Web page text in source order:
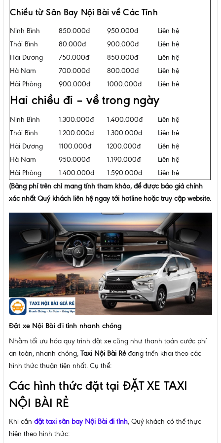
Chiều từ Sân Bay Nội Bài về Các Tỉnh
Ninh Bình 850.000đ 950.000đ
Liên hệ
Thái Bình
80.000đ 900.000đ
Liên hệ
Hải Dương
750.000đ 850.000đ
Liên hệ
Hà Nam
700.000đ 800.000đ
Liên hệ
Hải Phòng
900.000đ 1000.000đ Liên hệ
Hai chiều đi – về trong ngày
Ninh Bình 1.300.000đ 1.400.000đ
Liên hệ
Thái Bình
1.200.000đ 1.300.000đ
Liên hệ
Hải Dương
1100.000đ 1200.000đ
Liên hệ
Hà Nam
950.000đ 1.190.000đ
Liên hệ
Hải Phòng
1.400.000đ 1.590.000đ
Liên hệ
(Bảng phí trên chỉ mang tính tham khảo, để được báo giá chính
xác nhất Quý khách liên hệ ngay tới hotline hoặc truy cập website.
Đặt xe Nội Bài đi tỉnh nhanh chóng
Nhằm tối ưu hóa quy trình đặt xe cũng như thanh toán cước phí
an toàn, nhanh chóng, Taxi Nội Bài Rẻđang triển khai theo các
hình thức thuận tiện nhất. Cụ thể:
Các hình thức đặt tại ĐẶT XE TAXI
NỘI BÀI RẺ
Khi cần đặt taxi sân bay Nội Bài đi tỉnh, Quý khách có thể thực
hiện theo hình thức: